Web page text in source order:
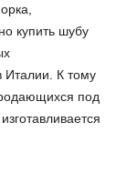
купить шубу
Италии. К тому
под